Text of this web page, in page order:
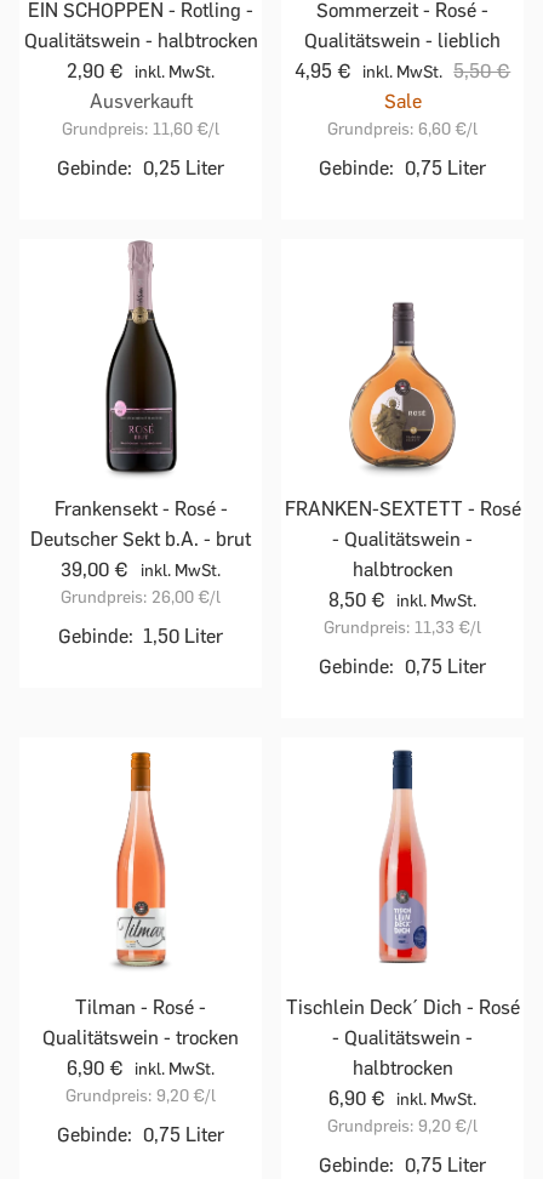
EIN SCHOPPEN - Rotling -
Qualitätswein - halbtrocken
2,90 €
inkl. MwSt.
Ausverkauft
Grundpreis: 11,60 €/l
Gebinde: 0,25 Liter
Sommerzeit - Rosé -
Qualitätswein - lieblich
4,95 €
inkl. MwSt. 5,50 €
Sale
Grundpreis: 6,60 €/l
Gebinde: 0,75 Liter
Frankensekt - Rosé -
Deutscher Sekt b.A. - brut
39,00 €
inkl. MwSt.
Grundpreis: 26,00 €/l
Gebinde: 1,50 Liter
FRANKEN-SEXTETT - Rosé
- Qualitätswein -
halbtrocken
8,50 €
inkl. MwSt.
Grundpreis: 11,33 €/l
Gebinde: 0,75 Liter
Tilman - Rosé -
Qualitätswein - trocken
6,90 €
inkl. MwSt.
Grundpreis: 9,20 €/l
Gebinde: 0,75 Liter
Tischlein Deck´ Dich - Rosé
- Qualitätswein -
halbtrocken
6,90 €
inkl. MwSt.
Grundpreis: 9,20 €/l
Gebinde: 0,75 Liter